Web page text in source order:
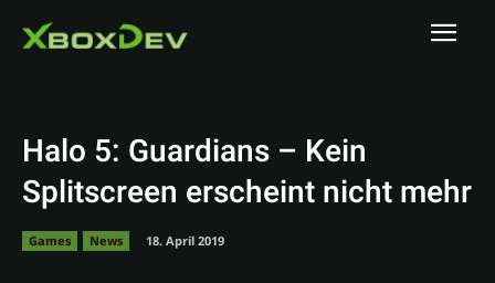
Halo 5: Guardians – Kein
Splitscreen erscheint nicht mehr
Games News 18. April 2019